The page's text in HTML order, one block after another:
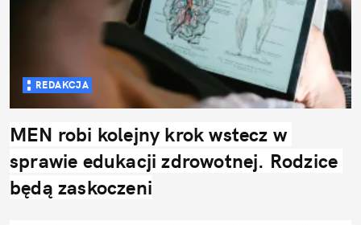
REDAKCJA
MEN robi kolejny krok wstecz w
sprawie edukacji zdrowotnej. Rodzice
będą zaskoczeni